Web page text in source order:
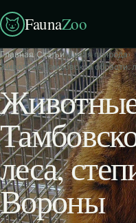
FaunaZoo
Главная›Статьи›Дикая природа›
Животные Тамбовской области:
леса,
Вороны